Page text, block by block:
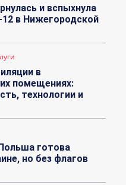
и вспыхнула
в Нижегородской
в
помещениях:
технологии и
готова
но без флагов